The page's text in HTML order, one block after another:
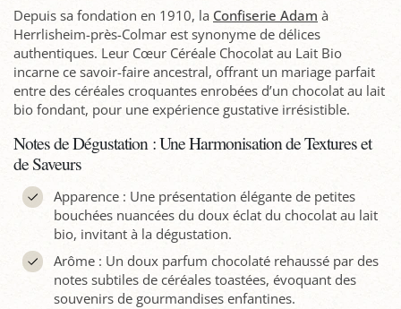
Depuis sa fondation en 1910, la Confiserie Adam à
Herrlisheim-près-Colmar est synonyme de délices
authentiques. Leur Cœur Céréale Chocolat au Lait Bio
incarne ce savoir-faire ancestral, offrant un mariage parfait
entre des céréales croquantes enrobées d’un chocolat au lait
bio fondant, pour une expérience gustative irrésistible.
Notes de Dégustation : Une Harmonisation de Textures et
de Saveurs
Apparence : Une présentation élégante de petites
bouchées nuancées du doux éclat du chocolat au lait
bio, invitant à la dégustation.
Arôme : Un doux parfum chocolaté rehaussé par des
notes subtiles de céréales toastées, évoquant des
souvenirs de gourmandises enfantines.